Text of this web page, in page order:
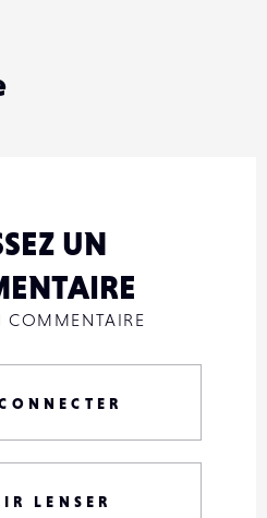
UN
COMMENTAIRE
LENSER